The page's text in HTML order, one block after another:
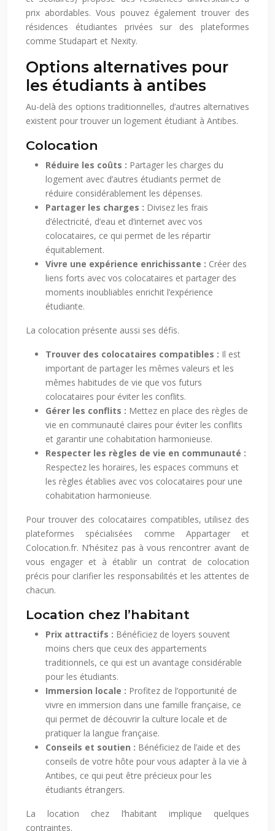
prix abordables. Vous pouvez également trouver des
résidences étudiantes privées sur des plateformes
comme Studapart et Nexity.
Options alternatives pour
les étudiants à antibes
Au-delà des options traditionnelles, d’autres alternatives
existent pour trouver un logement étudiant à Antibes.
Colocation
Réduire les coûts : Partager les charges du
logement avec d’autres étudiants permet de
réduire considérablement les dépenses.
Partager les charges : Divisez les frais
d’électricité, d’eau et d’internet avec vos
colocataires, ce qui permet de les répartir
équitablement.
Vivre une expérience enrichissante : Créer des
liens forts avec vos colocataires et partager des
moments inoubliables enrichit l’expérience
étudiante.
La colocation présente aussi ses défis.
Trouver des colocataires compatibles : Il est
important de partager les mêmes valeurs et les
mêmes habitudes de vie que vos futurs
colocataires pour éviter les conflits.
Gérer les conflits : Mettez en place des règles de
vie en communauté claires pour éviter les conflits
et garantir une cohabitation harmonieuse.
Respecter les règles de vie en communauté :
Respectez les horaires, les espaces communs et
les règles établies avec vos colocataires pour une
cohabitation harmonieuse.
Pour trouver des colocataires compatibles, utilisez des
plateformes spécialisées comme Appartager et
Colocation.fr. N’hésitez pas à vous rencontrer avant de
vous engager et à établir un contrat de colocation
précis pour clarifier les responsabilités et les attentes de
chacun.
Location chez l’habitant
Prix attractifs : Bénéficiez de loyers souvent
moins chers que ceux des appartements
traditionnels, ce qui est un avantage considérable
pour les étudiants.
Immersion locale : Profitez de l’opportunité de
vivre en immersion dans une famille française, ce
qui permet de découvrir la culture locale et de
pratiquer la langue française.
Conseils et soutien : Bénéficiez de l’aide et des
conseils de votre hôte pour vous adapter à la vie à
Antibes, ce qui peut être précieux pour les
étudiants étrangers.
La location chez l’habitant implique quelques
contraintes.